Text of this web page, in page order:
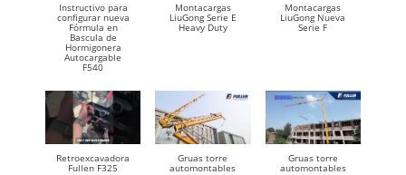
Instructivo para
configurar nueva
Fórmula en
Bascula de
Hormigonera
Autocargable
F540
Montacargas
LiuGong Serie E
Heavy Duty
Montacargas
LiuGong Nueva
Serie F
Retroexcavadora
Fullen F325
Gruas torre
automontables
Gruas torre
automontables